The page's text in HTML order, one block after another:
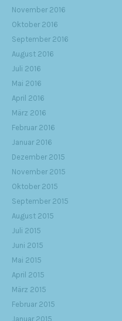
November 2016
Oktober 2016
September 2016
August 2016
Juli 2016
Mai 2016
April 2016
März 2016
Februar 2016
Januar 2016
Dezember 2015
November 2015
Oktober 2015
September 2015
August 2015
Juli 2015
Juni 2015
Mai 2015
April 2015
März 2015
Februar 2015
Januar 2015